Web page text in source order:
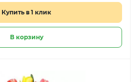
Купить в 1 клик
В корзину